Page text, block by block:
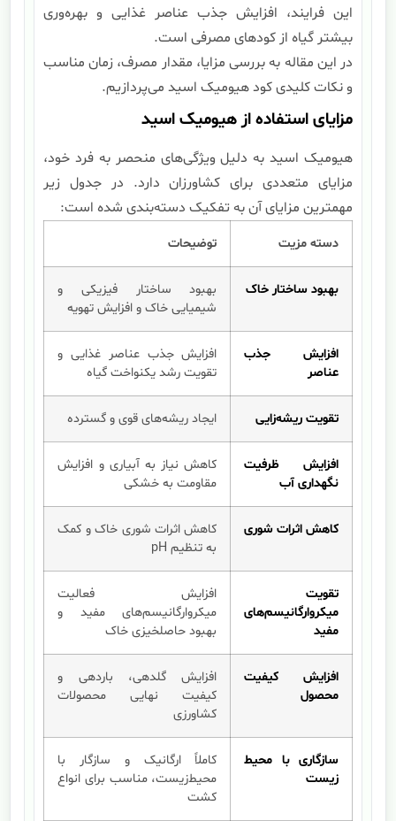
این فرایند، افزایش جذب عناصر غذایی و بهره‌وری
بیشتر گیاه از کودهای مصرفی است.
در این مقاله به بررسی مزایا، مقدار مصرف، زمان مناسب
و نکات کلیدی کود هیومیک اسید می‌پردازیم.
مزایای استفاده از هیومیک اسید
هیومیک اسید به دلیل ویژگی‌های منحصر به فرد خود،
مزایای متعددی برای کشاورزان دارد. در جدول زیر
مهمترین مزایای آن به تفکیک دسته‌بندی شده است:
دسته مزیت توضیحات
بهبود ساختار خاک
بهبود ساختار فیزیکی و
شیمیایی خاک و افزایش تهویه
افزایش جذب
عناصر
افزایش جذب عناصر غذایی و
تقویت رشد یکنواخت گیاه
تقویت ریشه‌زایی ایجاد ریشه‌های قوی و گسترده
افزایش ظرفیت
نگهداری آب
کاهش نیاز به آبیاری و افزایش
مقاومت به خشکی
کاهش اثرات شوری
کاهش اثرات شوری خاک و کمک
به تنظیم pH
تقویت
میکروارگانیسم‌های
مفید
افزایش فعالیت
میکروارگانیسم‌های مفید و
بهبود حاصلخیزی خاک
افزایش کیفیت
محصول
افزایش گلدهی، باردهی و
کیفیت نهایی محصولات
کشاورزی
سازگاری با محیط
زیست
کاملاً ارگانیک و سازگار با
محیط‌زیست، مناسب برای انواع
کشت